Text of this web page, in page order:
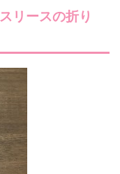
リースの折り